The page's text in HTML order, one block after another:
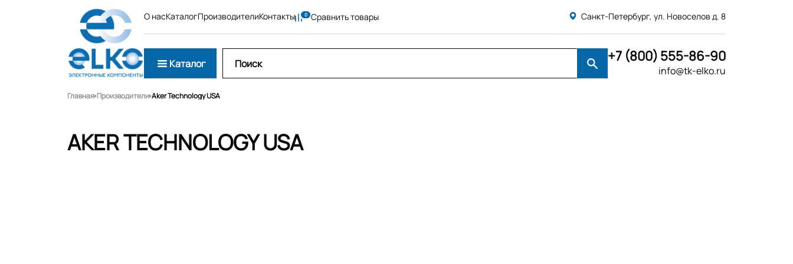
О насКаталогПроизводителиКонтакты Сравнить товары Санкт-Петербург, ул. Новоселов д. 8
Каталог +7 (800) 555-86-90
info@tk-elko.ru
Главная Производители Aker Technology USA
AKER TECHNOLOGY USA